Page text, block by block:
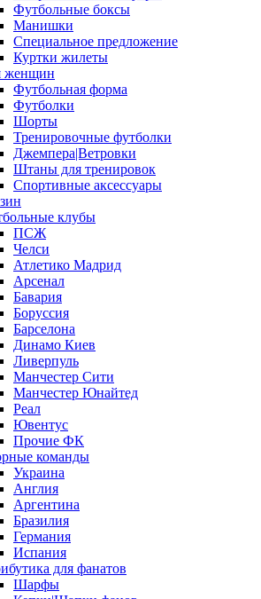
Футбольные боксы
Манишки
Специальное предложение
Куртки жилеты
женщин
Футбольная форма
Футболки
Шорты
Тренировочные футболки
Джемпера|Ветровки
Штаны для тренировок
Спортивные аксессуары
клубы
ПСЖ
Челси
Атлетико Мадрид
Арсенал
Бавария
Боруссия
Барселона
Динамо Киев
Ливерпуль
Манчестер Сити
Манчестер Юнайтед
Реал
Ювентус
Прочие ФК
команды
Украина
Англия
Аргентина
Бразилия
Германия
Испания
для фанатов
Шарфы